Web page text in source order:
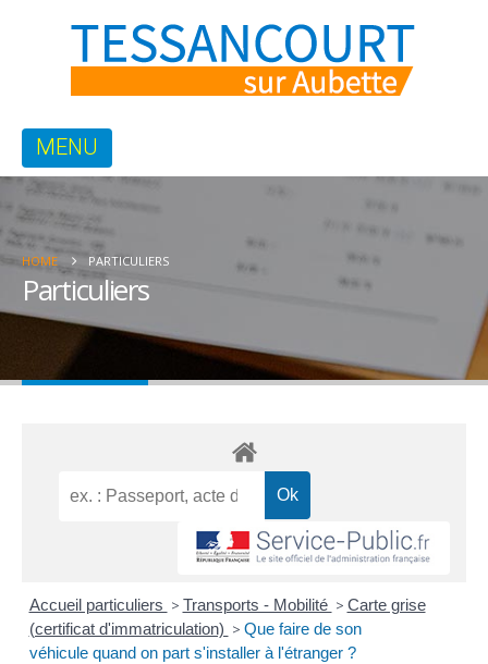
HOME PARTICULIERS
Particuliers
Accueil particuliers > Transports - Mobilité > Carte grise
(certificat d'immatriculation) > Que faire de son
véhicule quand on part s'installer à l'étranger ?